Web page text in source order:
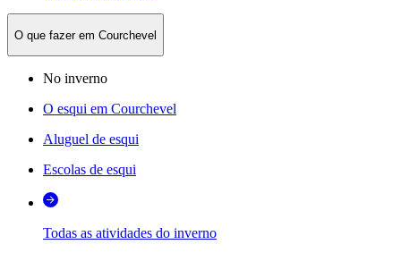
O que fazer em Courchevel
No inverno
O esqui em Courchevel
Aluguel de esqui
Escolas de esqui
Todas as atividades do inverno